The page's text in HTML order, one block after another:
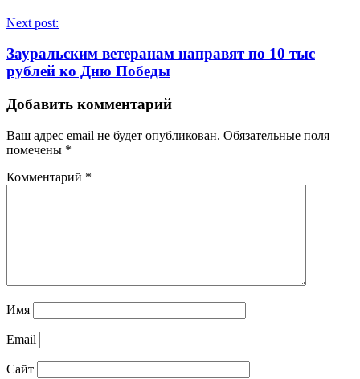
Next post:
Зауральским ветеранам направят по 10 тыс
рублей ко Дню Победы
Добавить комментарий
Ваш адрес email не будет опубликован. Обязательные поля
помечены *
Комментарий *
Имя
Email
Сайт